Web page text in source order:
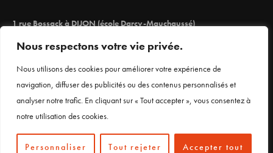
Nous respectons votre vie privée.
Nous utilisons des cookies pour améliorer votre expérience de
navigation, diffuser des publicités ou des contenus personnalisés et
analyser notre trafic. En cliquant sur « Tout accepter », vous consentez à
notre utilisation des cookies.
Personnaliser Tout rejeter Accepter tout
1 rue Bossack à DIJON (école Darcy-Mauchaussé)
03 80 66 71 98
Mentions légales